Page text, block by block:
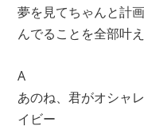
夢を見てちゃんと計
んでることを全部叶
A
あのね、君がオシャ
イビー